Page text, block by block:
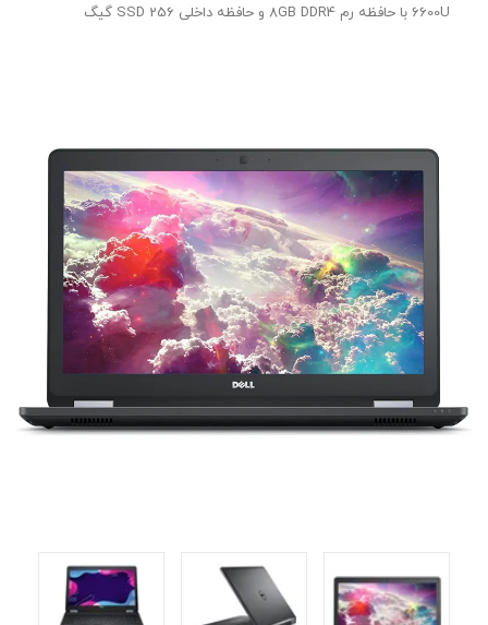
6600U با حافظه رم 8GB DDR4 و حافظه داخلی SSD 256 گیگ